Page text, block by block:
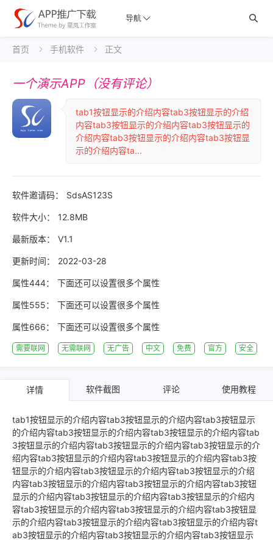
导航 
首页  手机软件  正文
一个演示APP（没有评论）
tab1按钮显示的介绍内容tab3按钮显示的介绍
内容tab3按钮显示的介绍内容tab3按钮显示的
介绍内容tab3按钮显示的介绍内容tab3按钮显
示的介绍内容ta...
软件邀请码： SdsAS123S
软件大小： 12.8MB
最新版本： V1.1
更新时间： 2022-03-28
属性444： 下面还可以设置很多个属性
属性555： 下面还可以设置很多个属性
属性666： 下面还可以设置很多个属性
需要联网 无需联网 无广告 中文 免费 官方 安全
详情 软件截图 评论 使用教程
tab1按钮显示的介绍内容tab3按钮显示的介绍内容tab3按钮显示
的介绍内容tab3按钮显示的介绍内容tab3按钮显示的介绍内容tab
3按钮显示的介绍内容tab3按钮显示的介绍内容tab3按钮显示的介
绍内容tab3按钮显示的介绍内容tab3按钮显示的介绍内容tab3按
钮显示的介绍内容tab3按钮显示的介绍内容tab3按钮显示的介绍
内容tab3按钮显示的介绍内容tab3按钮显示的介绍内容tab3按钮
显示的介绍内容tab3按钮显示的介绍内容tab3按钮显示的介绍内
容tab3按钮显示的介绍内容tab3按钮显示的介绍内容tab3按钮显
示的介绍内容tab3按钮显示的介绍内容tab3按钮显示的介绍内容t
ab3按钮显示的介绍内容tab3按钮显示的介绍内容tab3按钮显示